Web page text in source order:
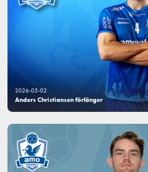
2026-05-02
Anders Christiansen förlänger